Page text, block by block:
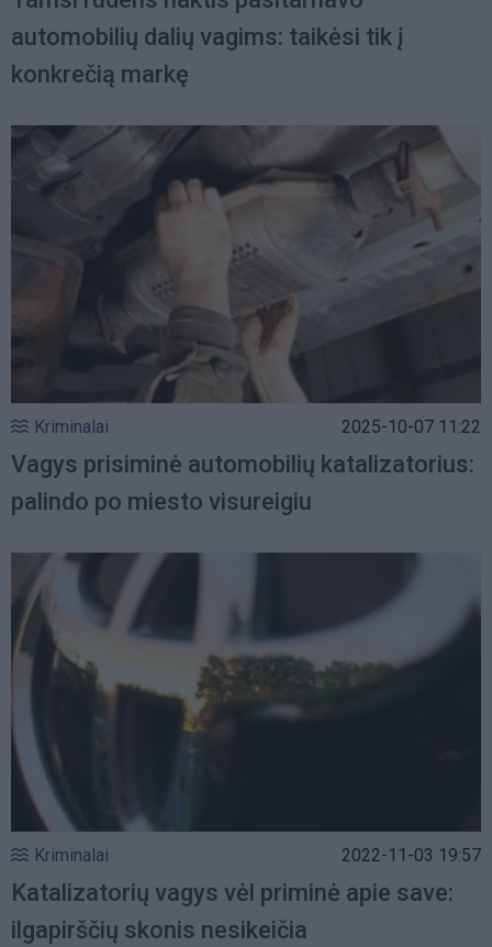
automobilių dalių vagims: taikėsi tik į
konkrečią markę
Kriminalai 2025-10-07 11:22
Vagys prisiminė automobilių katalizatorius:
palindo po miesto visureigiu
Kriminalai 2022-11-03 19:57
Katalizatorių vagys vėl priminė apie save:
ilgapirščių skonis nesikeičia